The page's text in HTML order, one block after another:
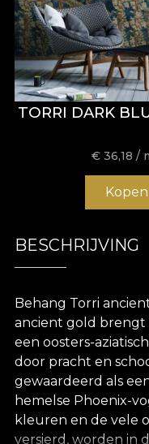
TORRI DARK
€ 36,18 /
Kopen
BESCHRIJVING
Behang Torri
ancient gold brengt
een oosters-
door pracht en
gewaardeerd als
hemelse Phoenix-
kleuren en de vele
versierd, worden in